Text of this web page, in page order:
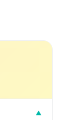
▼